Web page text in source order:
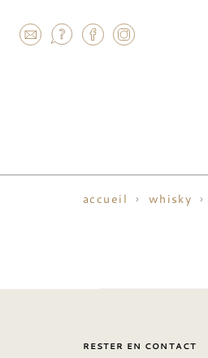
accueil whisky
RESTER EN CONTACT